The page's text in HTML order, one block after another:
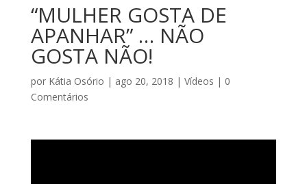
“MULHER GOSTA DE
APANHAR” … NÃO
GOSTA NÃO!
por Kátia Osório | ago 20, 2018 | Vídeos | 0
Comentários